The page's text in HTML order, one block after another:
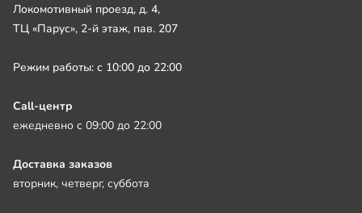
Локомотивный проезд, д. 4,
ТЦ «Парус», 2-й этаж, пав. 207
Режим работы: с 10:00 до 22:00
Call-центр
ежедневно с 09:00 до 22:00
Доставка заказов
вторник, четверг, суббота